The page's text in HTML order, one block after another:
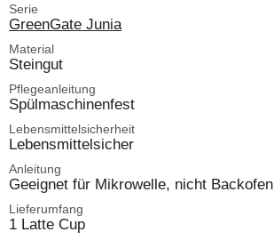
Serie
GreenGate Junia
Material
Steingut
Pflegeanleitung
Spülmaschinenfest
Lebensmittelsicherheit
Lebensmittelsicher
Anleitung
Geeignet für Mikrowelle, nicht Backofen
Lieferumfang
1 Latte Cup